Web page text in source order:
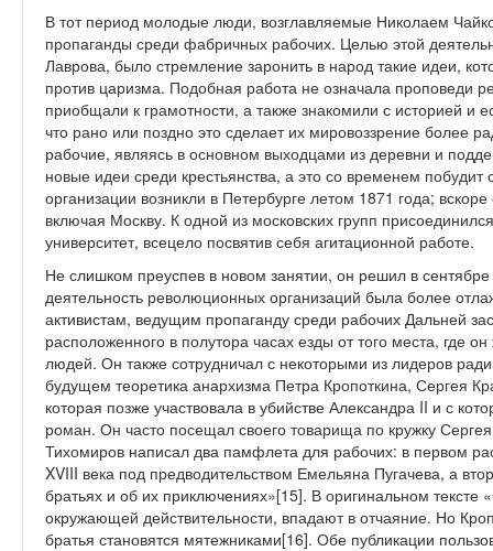
В тот период молодые люди, возглавляемые Николаем
пропаганды среди фабричных рабочих. Целью этой
Лаврова, было стремление заронить в народ такие идеи,
против царизма. Подобная работа не означала проповеди
приобщали к грамотности, а также знакомили с историей и
что рано или поздно это сделает их мировоззрение более
рабочие, являясь в основном выходцами из деревни и
новые идеи среди крестьянства, а это со временем
организации возникли в Петербурге летом 1871 года;
включая Москву. К одной из московских групп
университет, всецело посвятив себя агитационной работе.
Не слишком преуспев в новом занятии, он решил в сентябре
деятельность революционных организаций была более
активистам, ведущим пропаганду среди рабочих Дальней
расположенного в полутора часах езды от того места, где
людей. Он также сотрудничал с некоторыми из лидеров
будущем теоретика анархизма Петра Кропоткина, Сергея
которая позже участвовала в убийстве Александра II и с
роман. Он часто посещал своего товарища по кружку
Тихомиров написал два памфлета для рабочих: в первом
XVIII века под предводительством Емельяна Пугачева, а
братьях и об их приключениях»[15]. В оригинальном тексте
окружающей действительности, впадают в отчаяние. Но
братья становятся мятежниками[16]. Обе публикации